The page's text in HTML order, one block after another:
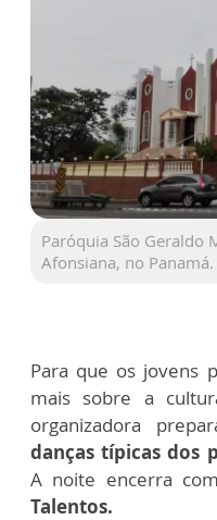
Paróquia São Geraldo
Afonsiana, no Panamá.
Para que os jovens
mais sobre a
organizadora
danças típicas dos
A noite encerra
Talentos.